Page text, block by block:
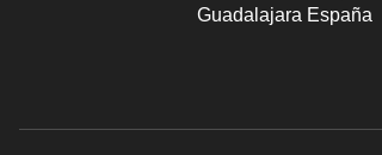
Guadalajara España